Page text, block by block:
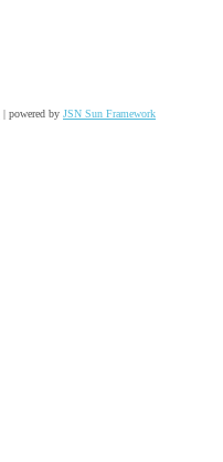
| powered by JSN Sun Framework